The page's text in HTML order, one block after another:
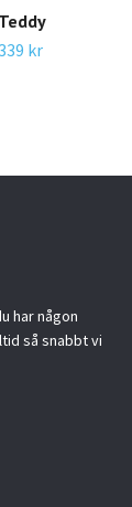
Teddy
kr
har någon
så snabbt vi